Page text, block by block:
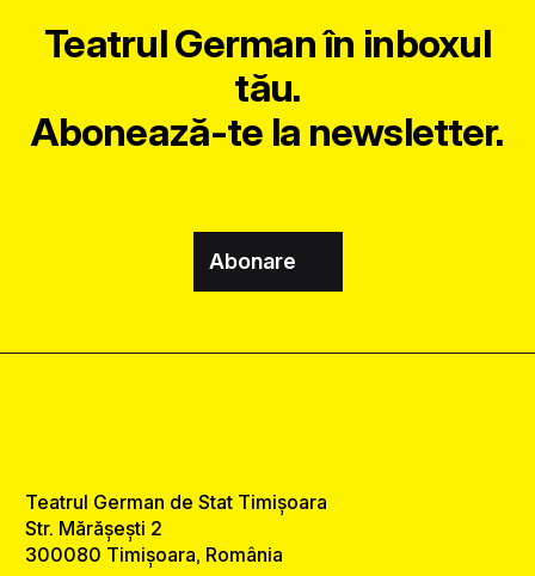
Teatrul German în inboxul
tău.
Abonează-te la newsletter.
Abonare
Teatrul German de Stat Timișoara
Str. Mărășești 2
300080 Timișoara, România